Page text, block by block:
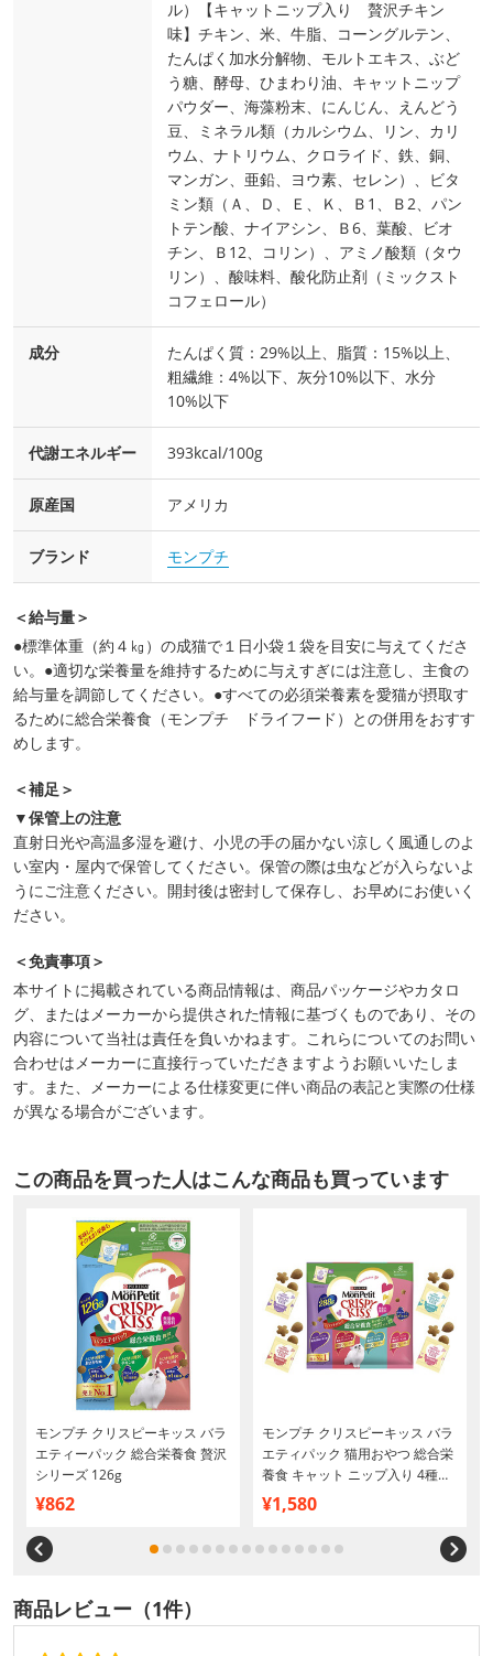
ル）【キャットニップ入り 贅沢チキン
味】チキン、米、牛脂、コーングルテン、
たんぱく加水分解物、モルトエキス、ぶど
う糖、酵母、ひまわり油、キャットニップ
パウダー、海藻粉末、にんじん、えんどう
豆、ミネラル類（カルシウム、リン、カリ
ウム、ナトリウム、クロライド、鉄、銅、
マンガン、亜鉛、ヨウ素、セレン）、ビタ
ミン類（Ａ、Ｄ、Ｅ、Ｋ、Ｂ1、Ｂ2、パン
トテン酸、ナイアシン、Ｂ6、葉酸、ビオ
チン、Ｂ12、コリン）、アミノ酸類（タウ
リン）、酸味料、酸化防止剤（ミックスト
コフェロール）
成分
たんぱく質：29%以上、脂質：15%以上、
粗繊維：4%以下、灰分10%以下、水分
10%以下
代謝エネルギー 393kcal/100g
原産国 アメリカ
ブランド モンプチ
＜給与量＞
●標準体重（約４㎏）の成猫で１日小袋１袋を目安に与えてくださ
い。●適切な栄養量を維持するために与えすぎには注意し、主食の
給与量を調節してください。●すべての必須栄養素を愛猫が摂取す
るために総合栄養食（モンプチ ドライフード）との併用をおすす
めします。
＜補足＞
▼保管上の注意
直射日光や高温多湿を避け、小児の手の届かない涼しく風通しのよ
い室内・屋内で保管してください。保管の際は虫などが入らないよ
うにご注意ください。開封後は密封して保存し、お早めにお使いく
ださい。
＜免責事項＞
本サイトに掲載されている商品情報は、商品パッケージやカタロ
グ、またはメーカーから提供された情報に基づくものであり、その
内容について当社は責任を負いかねます。これらについてのお問い
合わせはメーカーに直接行っていただきますようお願いいたしま
す。また、メーカーによる仕様変更に伴い商品の表記と実際の仕様
が異なる場合がございます。
この商品を買った人はこんな商品も買っています
モンプチ クリスピーキッス バラ
エティーパック 総合栄養食 贅沢
シリーズ 126g
¥862
モンプチ クリスピーキッス バラ
エティパック 猫用おやつ 総合栄
養食 キャット ニップ入り 4種の
贅沢シーフード＆チキン味 288g
¥1,580
商品レビュー（1件）